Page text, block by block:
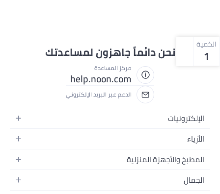
الكمية
1 نحن دائماً جاهزون لمساعدتك
مركز المساعدة
help.noon.com
الدعم عبر البريد الإلكتروني
الإلكترونيات
الجوالات
اللابتوبات
الأجهزة المنزلية
الأزياء
أزياء نسائية
أزياء البنات
المطبخ والأجهزة المنزلية
الحمام
الجمال